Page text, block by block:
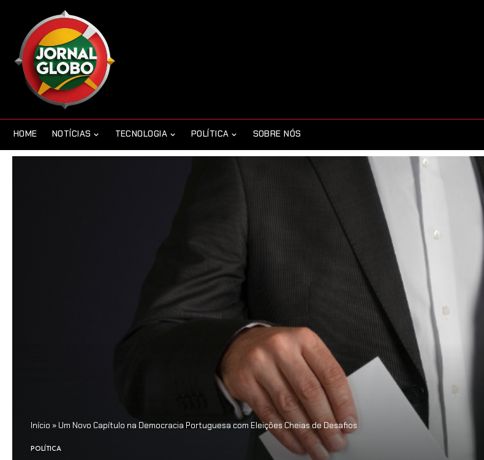
HOME NOTÍCIAS TECNOLOGIA POLÍTICA SOBRE NÓS
Início » Um Novo Capítulo na Democracia Portuguesa com Eleições Cheias de Desafios
POLÍTICA